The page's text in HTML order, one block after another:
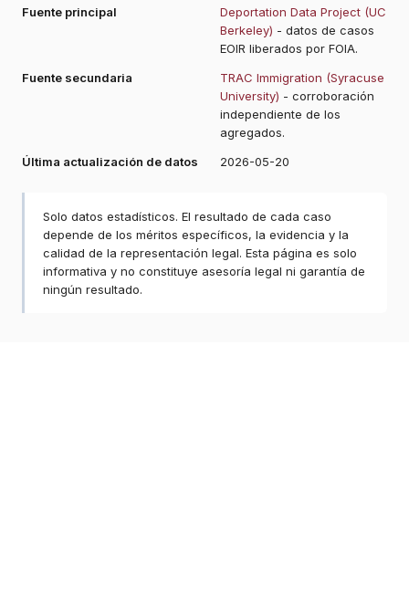
Fuente principal
Deportation Data Project (UC
Berkeley) - datos de casos
EOIR liberados por FOIA.
Fuente secundaria
TRAC Immigration (Syracuse
University) - corroboración
independiente de los
agregados.
Última actualización de datos
2026-05-20
Solo datos estadísticos. El resultado de cada caso
depende de los méritos específicos, la evidencia y la
calidad de la representación legal. Esta página es solo
informativa y no constituye asesoría legal ni garantía de
ningún resultado.